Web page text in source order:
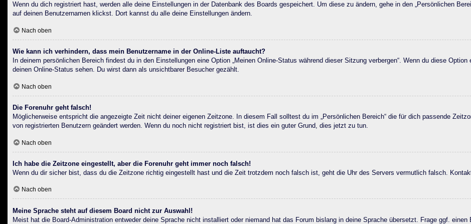
Wenn du dich registriert hast, werden alle deine Einstellungen in der Datenbank des Boards gespeichert. Um diese zu ändern, gehe in den „Persönlichen
auf deinen Benutzernamen klickst. Dort kannst du alle deine Einstellungen ändern.
Nach oben
Wie kann ich verhindern, dass mein Benutzername in der Online-Liste auftaucht?
In deinem persönlichen Bereich findest du in den Einstellungen eine Option „Meinen Online-Status während dieser Sitzung verbergen“. Wenn du diese
deinen Online-Status sehen. Du wirst dann als unsichtbarer Besucher gezählt.
Nach oben
Die Forenuhr geht falsch!
Möglicherweise entspricht die angezeigte Zeit nicht deiner eigenen Zeitzone. In diesem Fall solltest du im „Persönlichen Bereich“ die für dich passende
von registrierten Benutzern geändert werden. Wenn du noch nicht registriert bist, ist dies ein guter Grund, dies jetzt zu tun.
Nach oben
Ich habe die Zeitzone eingestellt, aber die Forenuhr geht immer noch falsch!
Wenn du dir sicher bist, dass du die Zeitzone richtig eingestellt hast und die Zeit trotzdem noch falsch ist, geht die Uhr des Servers vermutlich falsch.
Nach oben
Meine Sprache steht auf diesem Board nicht zur Auswahl!
Meist hat die Board-Administration entweder deine Sprache nicht installiert oder niemand hat das Forum bislang in deine Sprache übersetzt. Frage ggf.